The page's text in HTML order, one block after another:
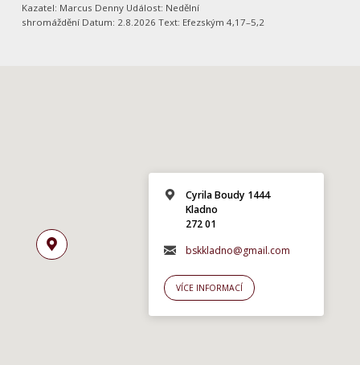
Kazatel: Marcus Denny Událost: Nedělní
shromáždění Datum: 2.8.2026 Text: Efezským 4,17–5,2
Cyrila Boudy 1444
Kladno
272 01
bskkladno@gmail.com
VÍCE INFORMACÍ